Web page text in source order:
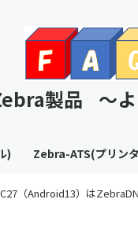
製品 ～
) Zebra-ATS(プリン
（Android13）は